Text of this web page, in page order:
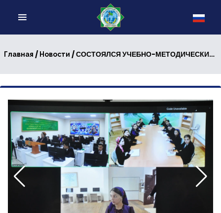
Главная / Новости / СОСТОЯЛСЯ УЧЕБНО-МЕТОДИЧЕСКИЙ СЕМИНАР